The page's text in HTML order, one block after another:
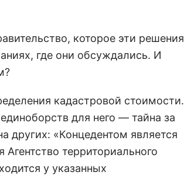
которое эти решения
где они обсуждались. И
кадастровой стоимости.
для него — тайна за
других: «Концедентом является
территориального
у указанных